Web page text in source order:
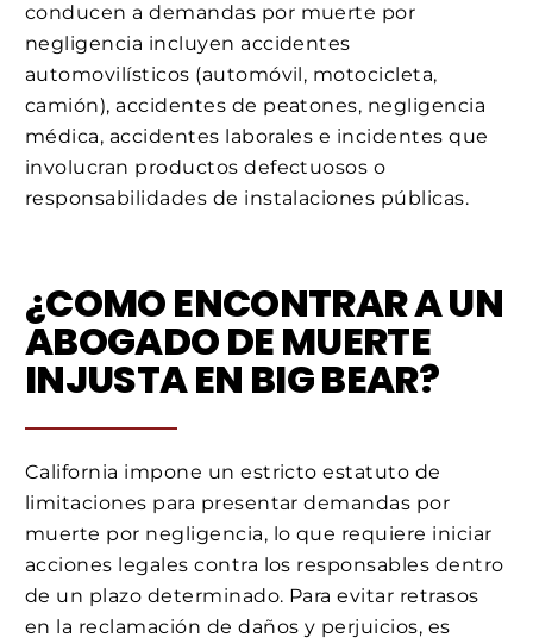
conducen a demandas por muerte por
negligencia incluyen accidentes
automovilísticos (automóvil, motocicleta,
camión), accidentes de peatones, negligencia
médica, accidentes laborales e incidentes que
involucran productos defectuosos o
responsabilidades de instalaciones públicas.
¿COMO ENCONTRAR A UN
ABOGADO DE MUERTE
INJUSTA EN BIG BEAR?
California impone un estricto estatuto de
limitaciones para presentar demandas por
muerte por negligencia, lo que requiere iniciar
acciones legales contra los responsables dentro
de un plazo determinado. Para evitar retrasos
en la reclamación de daños y perjuicios, es